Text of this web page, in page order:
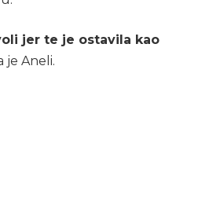
jer te je ostavila kao
je Aneli.